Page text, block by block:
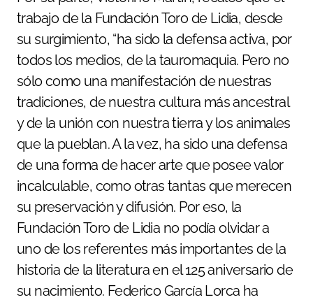
trabajo de la Fundación Toro de Lidia, desde
su surgimiento, “ha sido la defensa activa, por
todos los medios, de la tauromaquia. Pero no
sólo como una manifestación de nuestras
tradiciones, de nuestra cultura más ancestral
y de la unión con nuestra tierra y los animales
que la pueblan. A la vez, ha sido una defensa
de una forma de hacer arte que posee valor
incalculable, como otras tantas que merecen
su preservación y difusión. Por eso, la
Fundación Toro de Lidia no podía olvidar a
uno de los referentes más importantes de la
historia de la literatura en el 125 aniversario de
su nacimiento. Federico García Lorca ha